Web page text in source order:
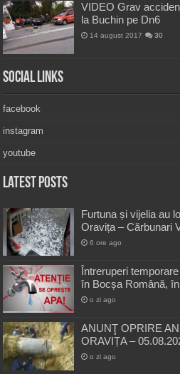
VIDEO Grav
la Buchin pe Dn6
14 august 2017 30
Social Links
facebook
instagram
youtube
Latest Posts
Furtuna și vijelia au
Oravița – Cărbunari
6 ore ago
Întreruperi
în Bocșa Română,
o zi ago
ANUNŢ OPRIRE
ORAVIȚA –
o zi ago